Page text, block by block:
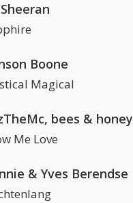
Boone
Magical
bees & honey
Me Love
& Yves Berendse